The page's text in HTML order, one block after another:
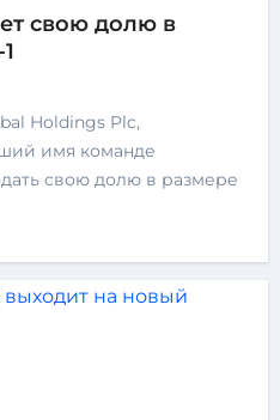
свою долю в
имя команде
свою долю в размере